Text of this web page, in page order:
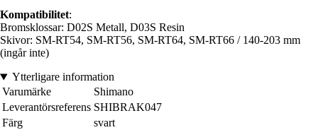
Kompatibilitet:
Bromsklossar: D02S Metall, D03S Resin
Skivor: SM-RT54, SM-RT56, SM-RT64, SM-RT66 / 140-203 mm
(ingår inte)
Ytterligare information
Varumärke
Shimano
Leverantörsreferens SHIBRAK047
Färg
svart